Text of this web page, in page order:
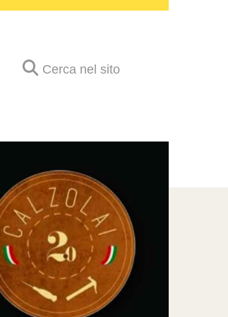
Cerca nel sito